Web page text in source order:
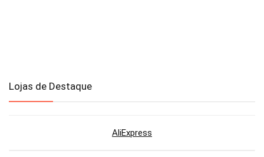
Lojas de Destaque
AliExpress